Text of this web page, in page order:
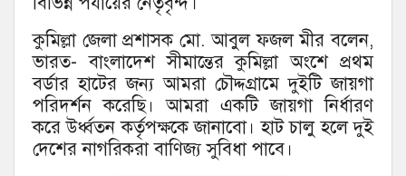
কুমিল্লা জেলা প্রশাসক মো. আবুল ফজল মীর বলেন,
ভারত- বাংলাদেশ সীমান্তের কুমিল্লা অংশে প্রথম
বর্ডার হাটের জন্য আমরা চৌদ্দগ্রামে দুইটি জায়গা
পরিদর্শন করেছি। আমরা একটি জায়গা নির্ধারণ
করে উর্ধ্বতন কর্তৃপক্ষকে জানাবো। হাট চালু হলে দুই
দেশের নাগরিকরা বাণিজ্য সুবিধা পাবে।